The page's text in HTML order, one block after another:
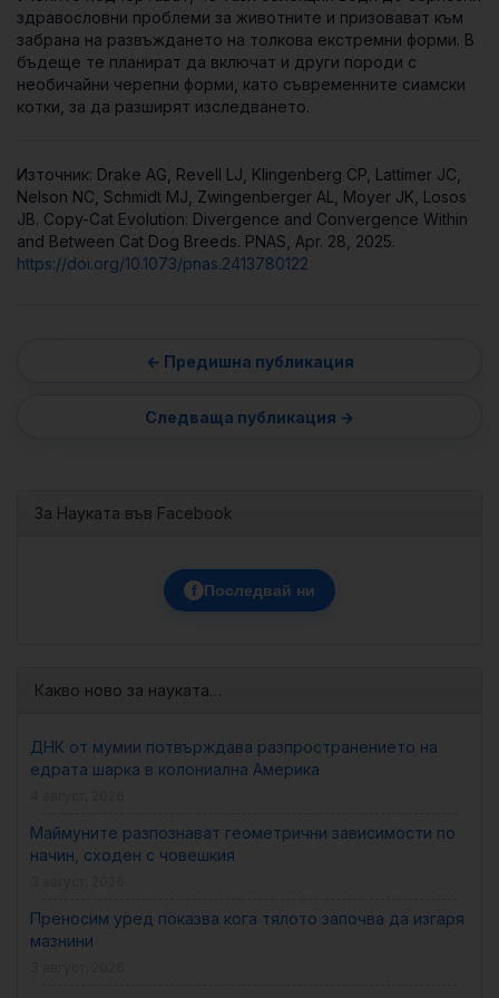
здравословни проблеми за животните и призовават към
забрана на развъждането на толкова екстремни форми. В
бъдеще те планират да включат и други породи с
необичайни черепни форми, като съвременните сиамски
котки, за да разширят изследването.
Източник: Drake AG, Revell LJ, Klingenberg CP, Lattimer JC,
Nelson NC, Schmidt MJ, Zwingenberger AL, Moyer JK, Losos
JB. Copy-Cat Evolution: Divergence and Convergence Within
and Between Cat Dog Breeds. PNAS, Apr. 28, 2025.
https://doi.org/10.1073/pnas.2413780122
За Науката във Facebook
f Последвай ни
Какво ново за науката…
ДНК от мумии потвърждава разпространението на
едрата шарка в колониална Америка
Маймуните разпознават геометрични зависимости по
начин, сходен с човешкия
Преносим уред показва кога тялото започва да изгаря
мазнини